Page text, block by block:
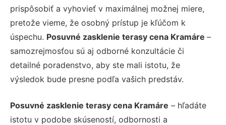
prispôsobiť a vyhovieť v maximálnej možnej miere,
pretože vieme, že osobný prístup je kľúčom k
úspechu. Posuvné zasklenie terasy cena Kramáre –
samozrejmosťou sú aj odborné konzultácie či
detailné poradenstvo, aby ste mali istotu, že
výsledok bude presne podľa vašich predstáv.
Posuvné zasklenie terasy cena Kramáre – hľadáte
istotu v podobe skúseností, odbornosti a